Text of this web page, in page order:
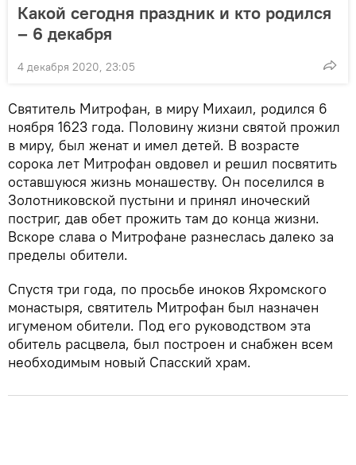
Какой сегодня праздник и кто родился
– 6 декабря
4 декабря 2020, 23:05
Святитель Митрофан, в миру Михаил, родился 6
ноября 1623 года. Половину жизни святой прожил
в миру, был женат и имел детей. В возрасте
сорока лет Митрофан овдовел и решил посвятить
оставшуюся жизнь монашеству. Он поселился в
Золотниковской пустыни и принял иноческий
постриг, дав обет прожить там до конца жизни.
Вскоре слава о Митрофане разнеслась далеко за
пределы обители.
Спустя три года, по просьбе иноков Яхромского
монастыря, святитель Митрофан был назначен
игуменом обители. Под его руководством эта
обитель расцвела, был построен и снабжен всем
необходимым новый Спасский храм.